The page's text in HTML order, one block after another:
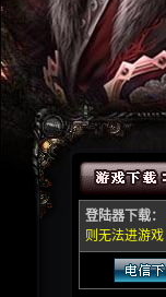
登陆器下载：
则无法进游戏